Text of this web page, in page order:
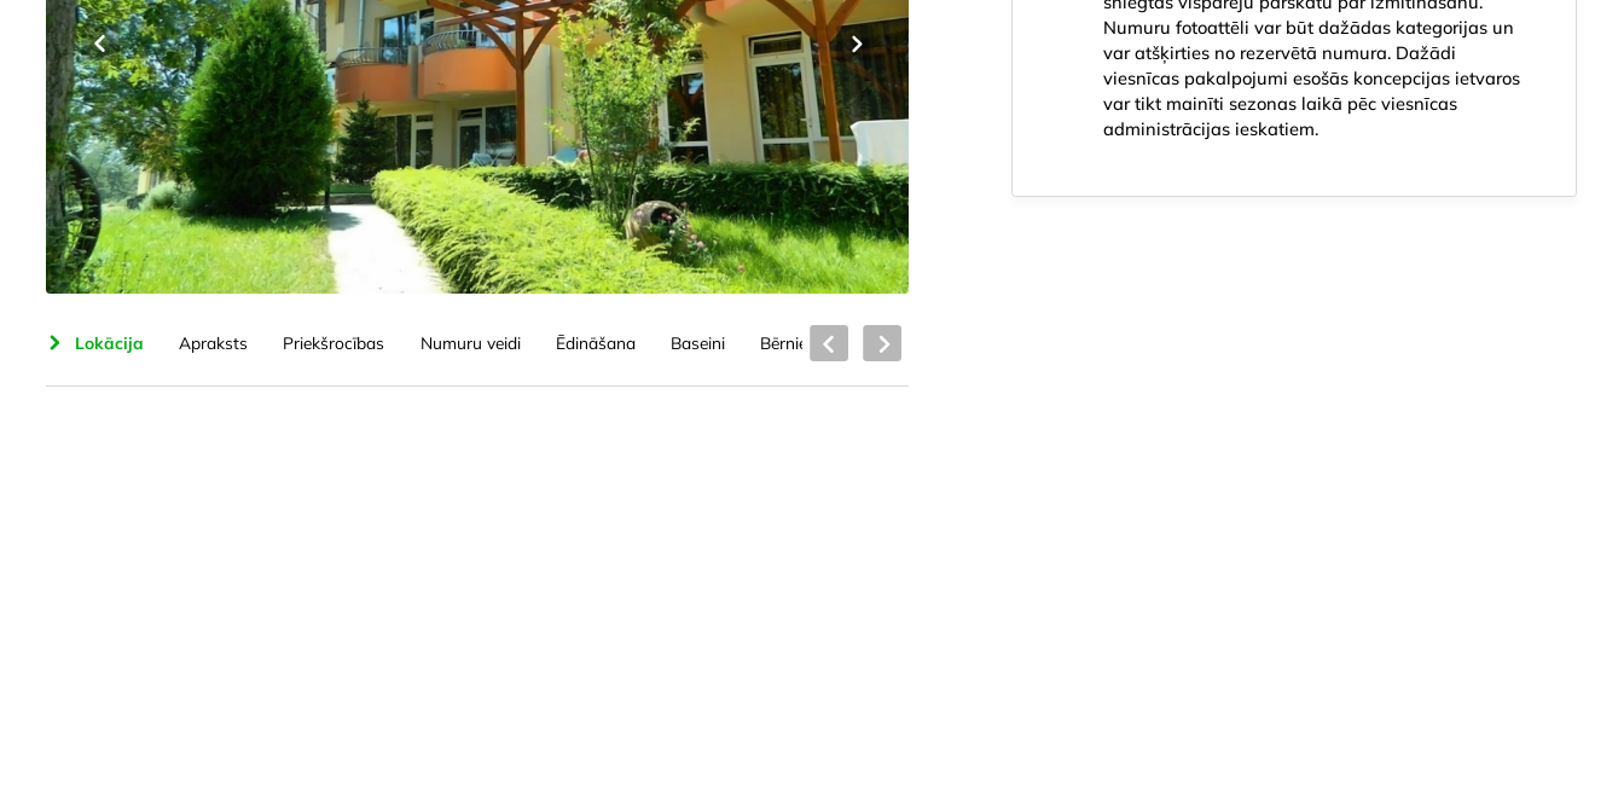
Lokācija Apraksts Priekšrocības Numuru veidi Ēdināšana Baseini Bērniem Viesnīcas pakalpojumi
Numuru fotoattēli var būt dažādas kategorijas un
var atšķirties no rezervētā numura. Dažādi
viesnīcas pakalpojumi esošās koncepcijas ietvaros
var tikt mainīti sezonas laikā pēc viesnīcas
administrācijas ieskatiem.